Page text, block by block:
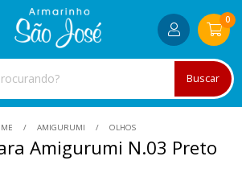
Buscar
0
AMIGURUMI OLHOS
Amigurumi N.03 Preto